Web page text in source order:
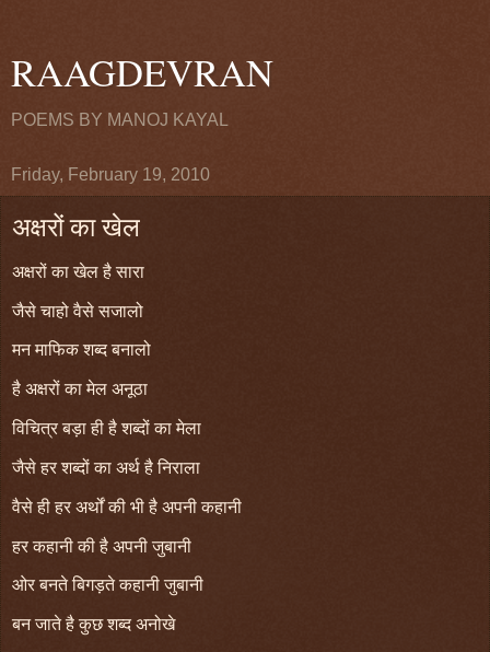
RAAGDEVRAN
POEMS BY MANOJ KAYAL
Friday, February 19, 2010
अक्षरों का खेल
अक्षरों का खेल है सारा
जैसे चाहो वैसे सजालो
मन माफिक शब्द बनालो
है अक्षरों का मेल अनूठा
विचित्र बड़ा ही है शब्दों का मेला
जैसे हर शब्दों का अर्थ है निराला
वैसे ही हर अर्थों की भी है अपनी कहानी
हर कहानी की है अपनी जुबानी
ओर बनतेबिगड़ते कहानी जुबानी
बन जाते है कुछ शब्द अनोखे